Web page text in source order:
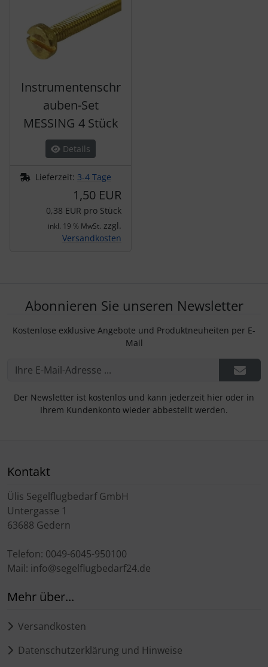
Instrumentenschr
auben-Set
MESSING 4 Stück
Details
Lieferzeit: 3-4 Tage
1,50 EUR
0,38 EUR pro Stück
inkl. 19 % MwSt. zzgl.
Versandkosten
Abonnieren Sie unseren Newsletter
Kostenlose exklusive Angebote und Produktneuheiten per E-
Mail
Der Newsletter ist kostenlos und kann jederzeit hier oder in
Ihrem Kundenkonto wieder abbestellt werden.
Kontakt
Ülis Segelflugbedarf GmbH
Untergasse 1
63688 Gedern
Telefon: 0049-6045-950100
Mail: info@segelflugbedarf24.de
Mehr über...
Versandkosten
Datenschutzerklärung und Hinweise